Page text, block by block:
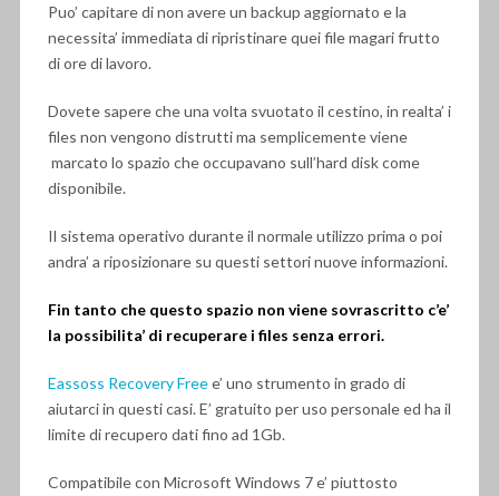
Puo’ capitare di non avere un backup aggiornato e la
necessita’ immediata di ripristinare quei file magari frutto
di ore di lavoro.
Dovete sapere che una volta svuotato il cestino, in realta’ i
files non vengono distrutti ma semplicemente viene
marcato lo spazio che occupavano sull’hard disk come
disponibile.
Il sistema operativo durante il normale utilizzo prima o poi
andra’ a riposizionare su questi settori nuove informazioni.
Fin tanto che questo spazio non viene sovrascritto c’e’
la possibilita’ di recuperare i files senza errori.
Eassoss Recovery Freee’ uno strumento in grado di
aiutarci in questi casi. E’ gratuito per uso personale ed ha il
limite di recupero dati fino ad 1Gb.
Compatibile con Microsoft Windows 7 e’ piuttosto